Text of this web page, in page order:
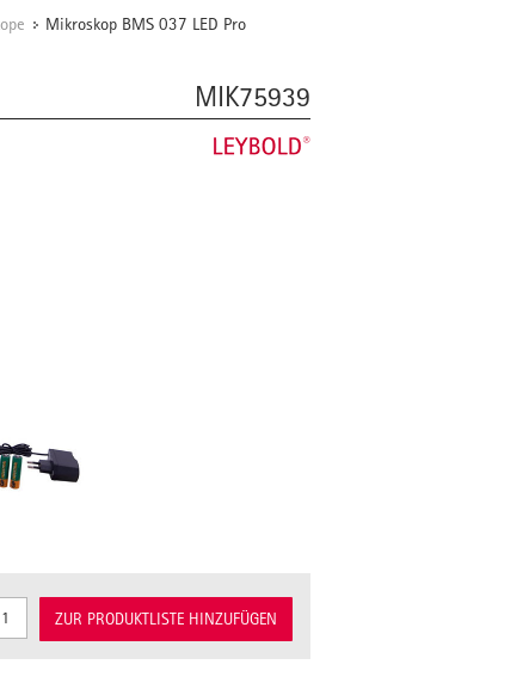
/ Mikroskop BMS 037 LED Pro
MIK75939
ZUR PRODUKTLISTE HINZUFÜGEN